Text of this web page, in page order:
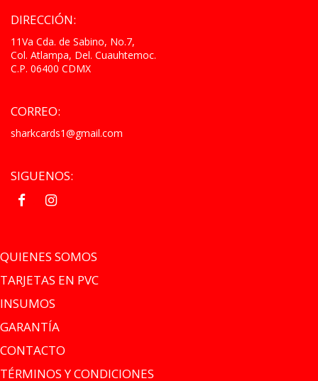
DIRECCIÓN:
11Va Cda. de Sabino, No.7,
Col. Atlampa, Del. Cuauhtemoc.
C.P. 06400 CDMX
CORREO:
sharkcards1@gmail.com
SIGUENOS:
QUIENES SOMOS
TARJETAS EN PVC
INSUMOS
GARANTÍA
CONTACTO
TÉRMINOS Y CONDICIONES